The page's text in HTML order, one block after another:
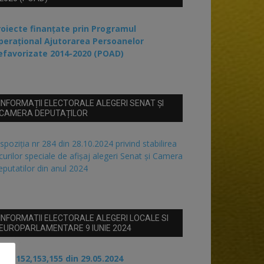
finanțate prin Programul
Ajutorarea Persoanelor
2014-2020 (POAD)
INFORMAȚII ELECTORALE ALEGERI SENAT ȘI
DEPUTAȚILOR
nr 284 din 28.10.2024 privind stabilirea
speciale de afișaj alegeri Senat și Camera
din anul 2024
INFORMATII ELECTORALE ALEGERI LOCALE SI
EUROPARLAMENTARE 9 IUNIE 2024
nr 152,153,155 din 29.05.2024